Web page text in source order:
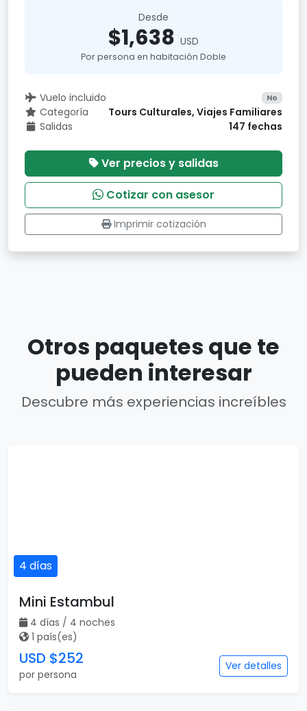
Desde
$1,638 USD
Por persona en habitación Doble
Vuelo incluido No
Categoría
Tours Culturales, Viajes Familiares
Salidas
147 fechas
Ver precios y salidas
Cotizar con asesor
Imprimir cotización
Otros paquetes que te
pueden interesar
Descubre más experiencias increíbles
4 días
Mini Estambul
4 días / 4 noches
1 país(es)
USD $252
por persona
Ver detalles